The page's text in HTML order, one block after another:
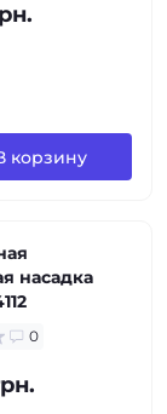
корзину
насадка
0